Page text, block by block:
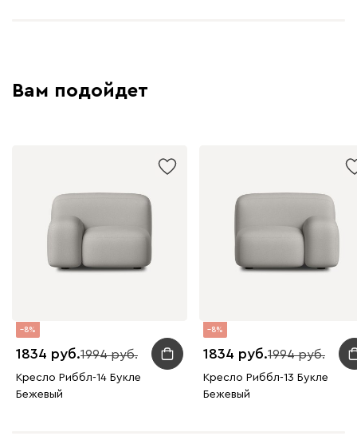
Вам подойдет
8
1834 1994
Кресло Риббл-14 Букле
Бежевый
8
1834 1994
Кресло Риббл-13 Букле
Бежевый